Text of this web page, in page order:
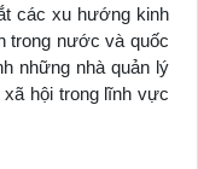
các xu hướng kinh
trong nước và quốc
những nhà quản lý
hội trong lĩnh vực